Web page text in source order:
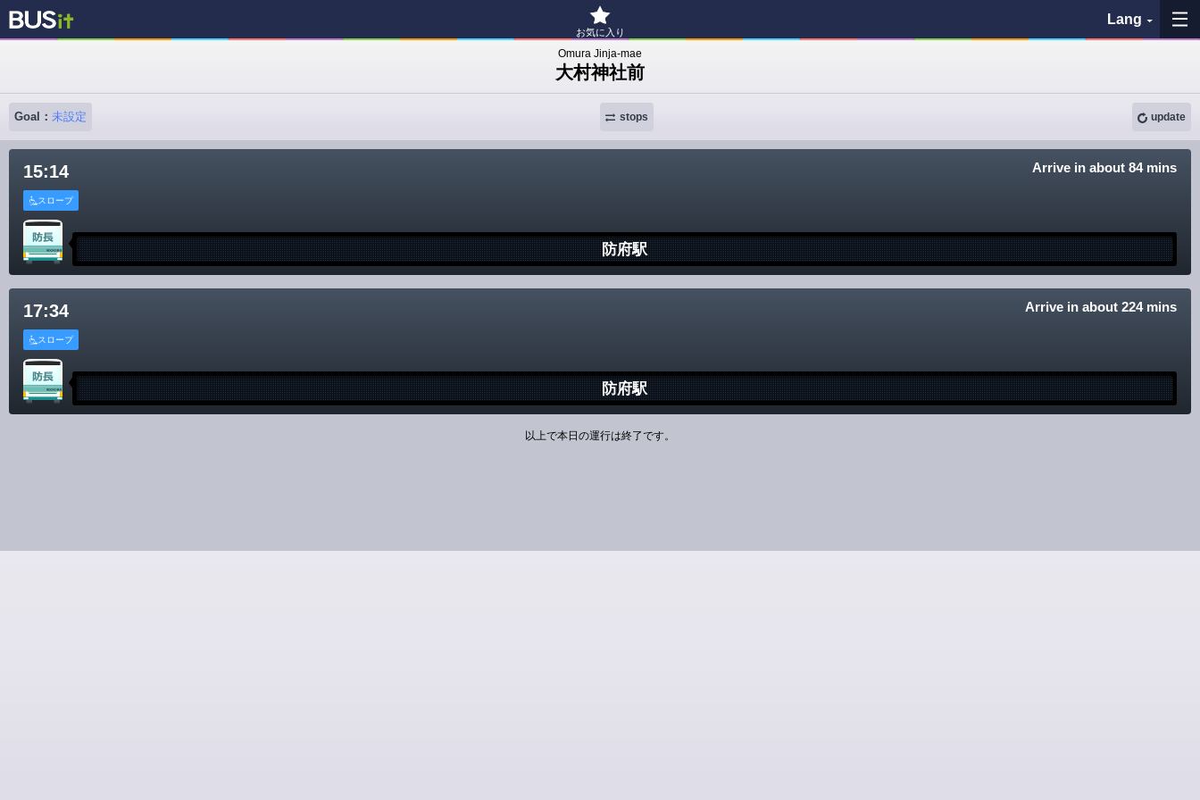
お気に入り
Lang
See the map
各バス会社リンク先
問題を報告
Disclaimer
Omura Jinja-mae
大村神社前
Goal： 未設定 update
stops
15:14 Arrive in about 84 mins
スロープ
防府駅
17:34 Arrive in about 224 mins
スロープ
防府駅
以上で本日の運行は終了です。